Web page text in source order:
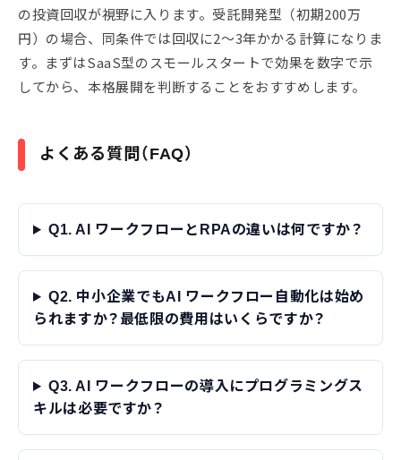
の投資回収が視野に入ります。受託開発型（初期200万
円）の場合、同条件では回収に2〜3年かかる計算になりま
す。まずはSaaS型のスモールスタートで効果を数字で示
してから、本格展開を判断することをおすすめします。
よくある質問（FAQ）
Q1. AI ワークフローとRPAの違いは何ですか？
Q2. 中小企業でもAI ワークフロー自動化は始め
られますか？最低限の費用はいくらですか？
Q3. AI ワークフローの導入にプログラミングス
キルは必要ですか？